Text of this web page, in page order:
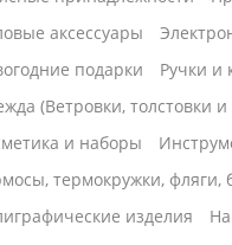
аксессуары
подарки
Ручки и
(Ветровки, толстовки
и наборы
термокружки, фляги,
изделия